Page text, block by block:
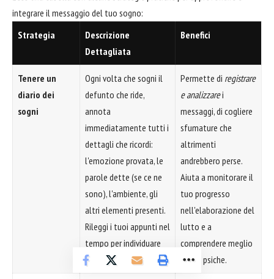
integrare il messaggio del tuo sogno:
Strategia
Descrizione
Dettagliata
Benefici
Tenere un
diario dei
sogni
Ogni volta che sogni il
defunto che ride,
annota
immediatamente tutti i
dettagli che ricordi:
l'emozione provata, le
parole dette (se ce ne
sono), l'ambiente, gli
altri elementi presenti.
Rileggi i tuoi appunti nel
tempo per individuare
schemi o evoluzioni.
Permette di registrare
e analizzarei
messaggi, di cogliere
sfumature che
altrimenti
andrebbero perse.
Aiuta a monitorare il
tuo progresso
nell'elaborazione del
lutto e a
comprendere meglio
la tua psiche.